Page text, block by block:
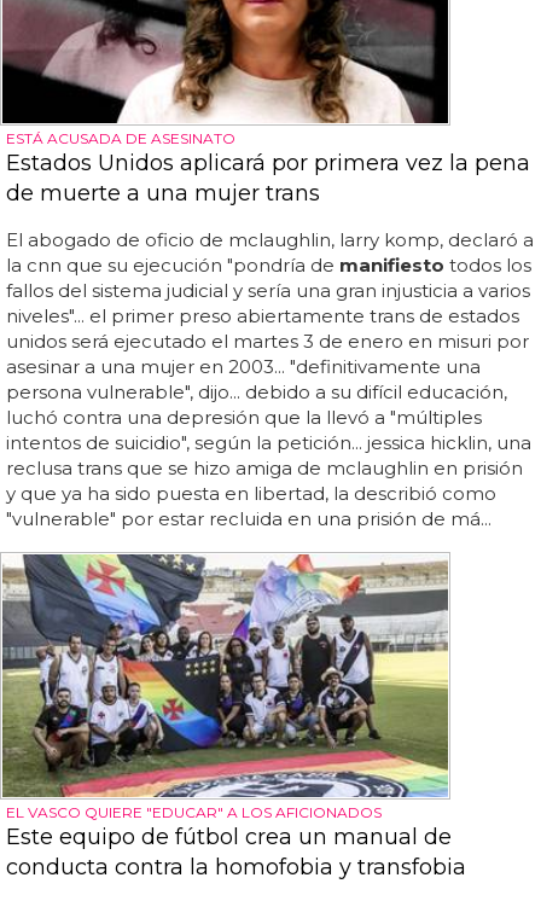
ESTÁ ACUSADA DE ASESINATO
Estados Unidos aplicará por primera vez la pena
de muerte a una mujer trans
El abogado de oficio de mclaughlin, larry komp, declaró a
la cnn que su ejecución "pondría de manifiesto todos los
fallos del sistema judicial y sería una gran injusticia a varios
niveles"... el primer preso abiertamente trans de estados
unidos será ejecutado el martes 3 de enero en misuri por
asesinar a una mujer en 2003... "definitivamente una
persona vulnerable", dijo... debido a su difícil educación,
luchó contra una depresión que la llevó a "múltiples
intentos de suicidio", según la petición... jessica hicklin, una
reclusa trans que se hizo amiga de mclaughlin en prisión
y que ya ha sido puesta en libertad, la describió como
"vulnerable" por estar recluida en una prisión de má...
EL VASCO QUIERE "EDUCAR" A LOS AFICIONADOS
Este equipo de fútbol crea un manual de
conducta contra la homofobia y transfobia